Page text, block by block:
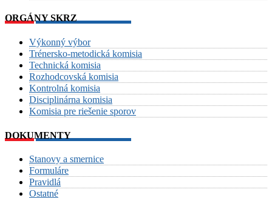
ORGÁNY SKRZ
Výkonný výbor
Trénersko-metodická komisia
Technická komisia
Rozhodcovská komisia
Kontrolná komisia
Disciplinárna komisia
Komisia pre riešenie sporov
DOKUMENTY
Stanovy a smernice
Formuláre
Pravidlá
Ostatné